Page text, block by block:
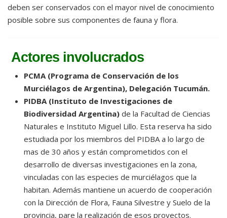
deben ser conservados con el mayor nivel de conocimiento
posible sobre sus componentes de fauna y flora.
Actores involucrados
PCMA (Programa de Conservación de los
Murciélagos de Argentina), Delegación Tucumán.
PIDBA (Instituto de Investigaciones de
Biodiversidad Argentina) de la Facultad de Ciencias
Naturales e Instituto Miguel Lillo. Esta reserva ha sido
estudiada por los miembros del PIDBA a lo largo de
mas de 30 años y están comprometidos con el
desarrollo de diversas investigaciones en la zona,
vinculadas con las especies de murciélagos que la
habitan. Además mantiene un acuerdo de cooperación
con la Dirección de Flora, Fauna Silvestre y Suelo de la
provincia, pare la realización de esos proyectos.